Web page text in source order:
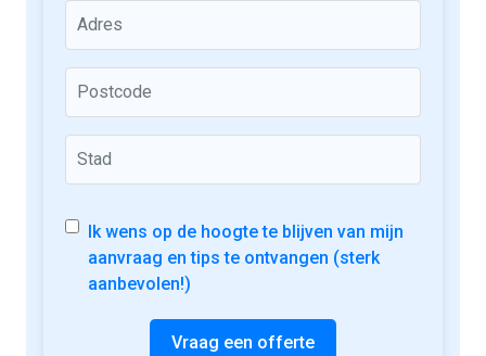
Ik wens op de hoogte te blijven van mijn
aanvraag en tips te ontvangen (sterk
aanbevolen!)
Vraag een offerte